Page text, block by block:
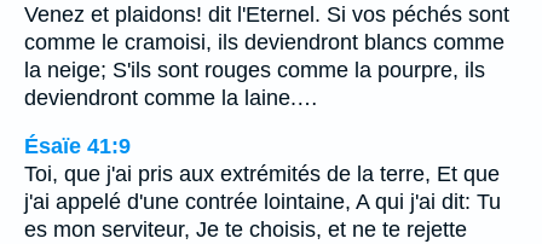
Venez et plaidons! dit l'Eternel. Si vos péchés sont
comme le cramoisi, ils deviendront blancs comme
la neige; S'ils sont rouges comme la pourpre, ils
deviendront comme la laine.…
Ésaïe 41:9
Toi, que j'ai pris aux extrémités de la terre, Et que
j'ai appelé d'une contrée lointaine, A qui j'ai dit: Tu
es mon serviteur, Je te choisis, et ne te rejette